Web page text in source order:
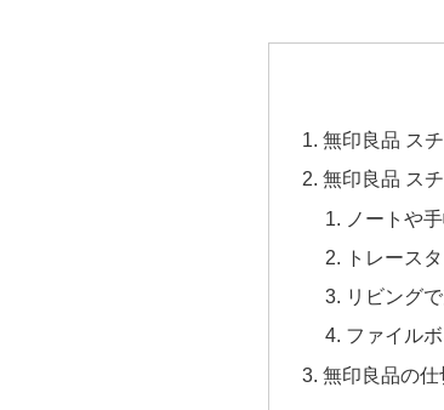
無印良品 ス
無印良品 ス
ノートや
トレース
リビング
ファイル
無印良品の仕